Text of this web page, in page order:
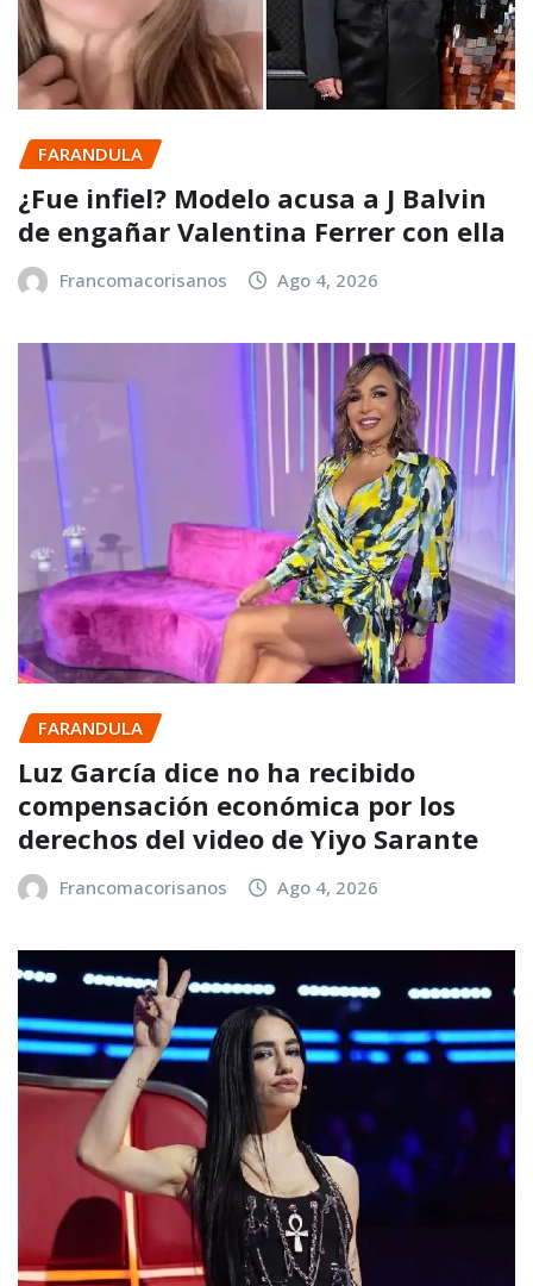
FARANDULA
¿Fue infiel? Modelo acusa a J Balvin
de engañar Valentina Ferrer con ella
Francomacorisanos Ago 4, 2026
FARANDULA
Luz García dice no ha recibido
compensación económica por los
derechos del video de Yiyo Sarante
Francomacorisanos Ago 4, 2026